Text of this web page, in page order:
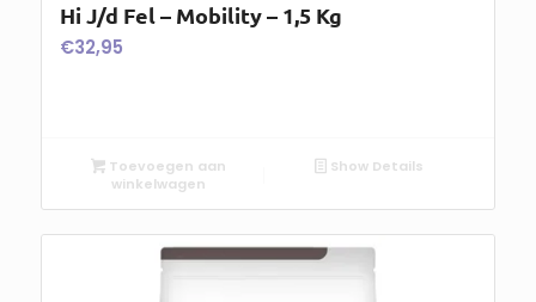
Hi J/d Fel – Mobility – 1,5 Kg
€32,95
Toevoegen aan
winkelwagen
Show Details